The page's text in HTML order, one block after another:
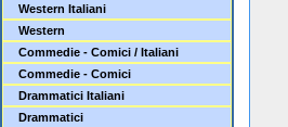
Western Italiani
Western
Commedie - Comici / Italiani
Commedie - Comici
Drammatici Italiani
Drammatici